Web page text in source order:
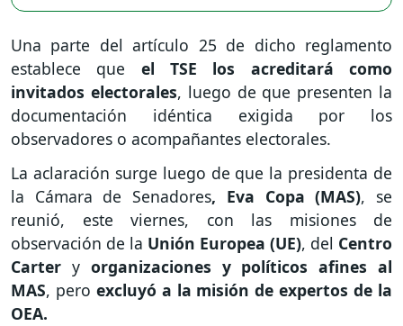
Una parte del artículo 25 de dicho reglamento
establece que el TSE los acreditará como
invitados electorales, luego de que presenten la
documentación idéntica exigida por los
observadores o acompañantes electorales.
La aclaración surge luego de que la presidenta de
la Cámara de Senadores, Eva Copa (MAS), se
reunió, este viernes, con las misiones de
observación de la Unión Europea (UE), del Centro
Carter y organizaciones y políticos afines al
MAS, pero excluyó a la misión de expertos de la
OEA.